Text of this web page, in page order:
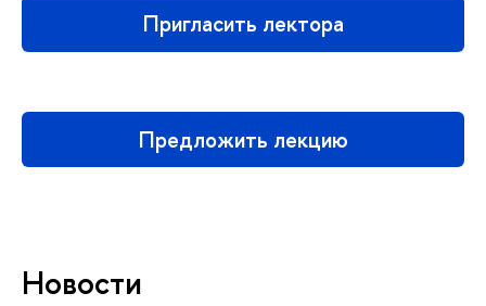
Пригласить лектора
Предложить лекцию
Новости